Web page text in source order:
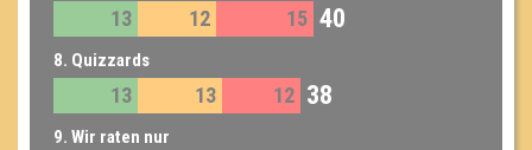
13 12 15 40
8. Quizzards
13 13 12 38
9. Wir raten nur